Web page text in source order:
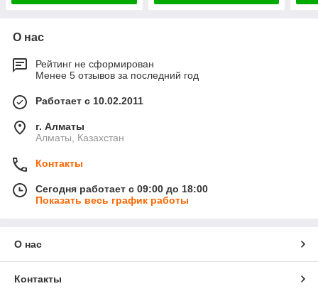
О нас
Рейтинг не сформирован
Менее 5 отзывов за последний год
Работает с 10.02.2011
г. Алматы
Алматы, Казахстан
Контакты
Сегодня работает с 09:00 до 18:00
Показать весь график работы
О нас
Контакты